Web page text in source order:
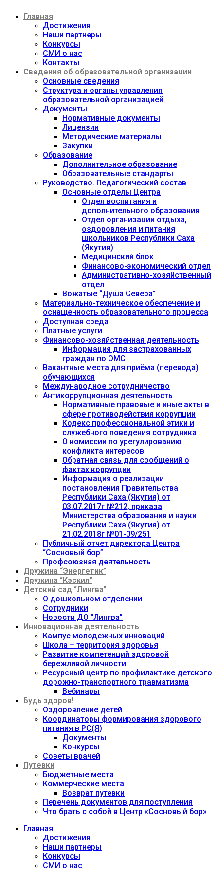
содержимому
Главная
Достижения
Наши партнеры
Конкурсы
СМИ о нас
Контакты
Сведения об образовательной организации
Основные сведения
Структура и органы управления
образовательной организацией
Документы
Нормативные документы
Лицензии
Методические материалы
Закупки
Образование
Дополнительное образование
Образовательные стандарты
Руководство. Педагогический состав
Основные отделы Центра
Отдел воспитания и
дополнительного образования
Отдел организации отдыха,
оздоровления и питания
школьников Республики Саха
(Якутия)
Медицинский блок
Финансово-экономический отдел
Административно-хозяйственный
отдел
Вожатые “Душа Севера”
Материально-техническое обеспечение и
оснащенность образовательного процесса
Доступная среда
Платные услуги
Финансово-хозяйственная деятельность
Информация для застрахованных
граждан по ОМС
Вакантные места для приёма (перевода)
обучающихся
Международное сотрудничество
Антикоррупционная деятельность
Нормативные правовые и иные акты в
сфере противодействия коррупции
Кодекс профессиональной этики и
служебного поведения сотрудника
О комиссии по урегулированию
конфликта интересов
Обратная связь для сообщений о
фактах коррупции
Информация о реализации
постановления Правительства
Республики Саха (Якутия) от
03.07.2017г №212, приказа
Министерства образования и науки
Республики Саха (Якутия) от
21.02.2018г №01-09/251
Публичный отчет директора Центра
“Сосновый бор”
Профсоюзная деятельность
Дружина “Энергетик”
Дружина “Кэскил”
Детский сад “Лингва”
О дошкольном отделении
Сотрудники
Новости ДО “Лингва”
Инновационная деятельность
Кампус молодежных инноваций
Школа – территория здоровья
Развитие компетенций здоровой
бережливой личности
Ресурсный центр по профилактике детского
дорожно-транспортного травматизма
Вебинары
Будь здоров!
Оздоровление детей
Координаторы формирования здорового
питания в РС(Я)
Документы
Конкурсы
Советы врачей
Путевки
Бюджетные места
Коммерческие места
Возврат путевки
Перечень документов для поступления
Что брать с собой в Центр «Сосновый бор»
Главная
Достижения
Наши партнеры
Конкурсы
СМИ о нас